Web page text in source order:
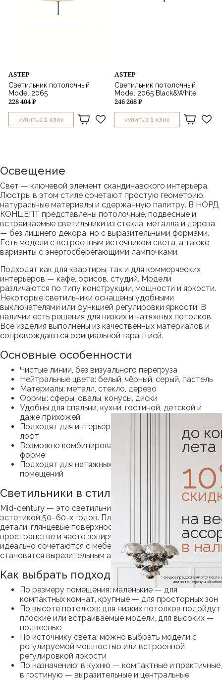
ASTEP
Светильник потолочный
Model 2065
228 404 ₽
КУПИТЬ В 1 КЛИК
ASTEP
Светильник потолочный
Model 2065 Black&White
246 268 ₽
КУПИТЬ В 1 КЛИК
Освещение
Свет — ключевой элемент скандинавского интерьера.
Люстры в этом стиле сочетают простую геометрию,
натуральные материалы и сдержанную палитру. В НОРД
КОНЦЕПТ представлены потолочные, подвесные и
встраиваемые светильники из стекла, металла и дерева
— без лишнего декора, но с выразительными формами.
Есть модели с встроенным источником света, а также
варианты с энергосберегающими лампочками.
Подходят как для квартиры, так и для коммерческих
интерьеров — кафе, офисов, студий. Модели
различаются по типу конструкции, мощности и яркости.
Некоторые светильники оснащены удобными
выключателями или функцией регулировки яркости. В
наличии есть решения для низких и натяжных потолков.
Все изделия выполнены из качественных материалов и
сопровождаются официальной гарантией.
Основные особенности
Чистые линии, без визуального перегруза
Нейтральные цвета: белый, чёрный, серый, пастель
Материалы: металл, стекло, дерево
Формы: сферы, овалы, конусы, диски
Удобны для спальни, кухни, гостиной, детской и
даже прихожей
Подходят для интерьеров в стиле минимализм и
лофт
Возможно комбинирование моделей по высоте и
форме
Подходят для натяжных потолков и компактных
помещений
Светильники в стиле mid-century
Mid-century — это светильники, вдохновлённые
эстетикой 50–60-х годов. Плавные линии, латунные
детали, глянцевые поверхности. Они визуально «парят» в
пространстве и часто зонируют комнату. Такие модели
идеально сочетаются с мебелью в стиле минимализм и
становятся выразительным акцентом.
Как выбрать подходящую люстру
По размеру помещения: маленькие — для
компактных комнат, крупные — для просторных зон
По высоте потолков: для низких потолков подойдут
плоские или встраиваемые модели, для высоких —
подвесные
По источнику света: можно выбрать модели с
регулируемой мощностью или встроенной
регулировкой яркости
По назначению: в кухню — компактные и практичные,
в гостиную — выразительные и центральные
до
лета
на
в
* скидка предоставляется
или по телефону и